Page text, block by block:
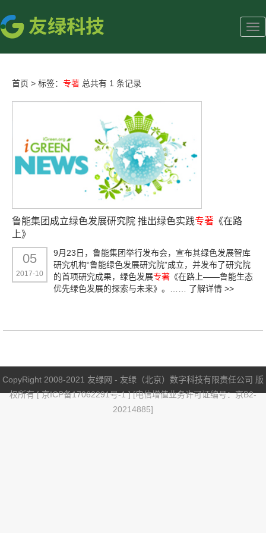
首页 > 标签： 专著 总共有 1 条记录
鲁能集团成立绿色发展研究院 推出绿色实践专著 《在路
上》
05
2017-10
9月23日，鲁能集团举行发布会，宣布其绿色发展智库
研究机构“鲁能绿色发展研究院”成立，并发布了研究院
的首项研究成果，绿色发展专著 《在路上——鲁能生态
优先绿色发展的探索与未来》。…… 了解详情 >>
CopyRight 2008-2021 友绿网 - 友绿（北京）数字科技有限责任公司 版
权所有 [京ICP备17062291号-1] [电信增值业务许可证编号：京B2-
20214885]